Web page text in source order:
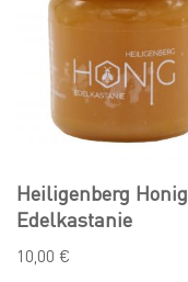
Heiligenberg Honig
Edelkastanie
10,00 €